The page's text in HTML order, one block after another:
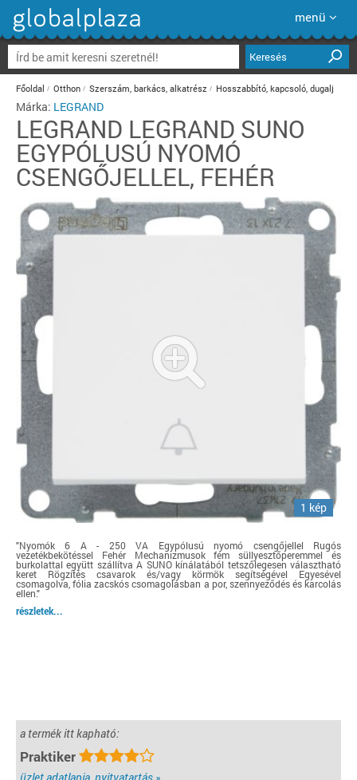
menü
Keresés
Főoldal Otthon Szerszám, barkács, alkatrész Hosszabbító, kapcsoló, dugalj
Márka: LEGRAND
LEGRAND LEGRAND SUNO
EGYPÓLUSÚ NYOMÓ
CSENGŐJELLEL, FEHÉR
1 kép
"Nyomók 6 A - 250 VA Egypólusú nyomó csengőjellel Rugós
vezetékbekötéssel Fehér Mechanizmusok fém süllyesztőperemmel és
burkolattal együtt szállítva A SUNO kínálatából tetszőlegesen választható
keret Rögzítés csavarok és/vagy körmök segítségével Egyesével
csomagolva, fólia zacskós csomagolásban a por, szennyeződés és karcolás
ellen."
részletek...
a termék itt kapható:
Praktiker